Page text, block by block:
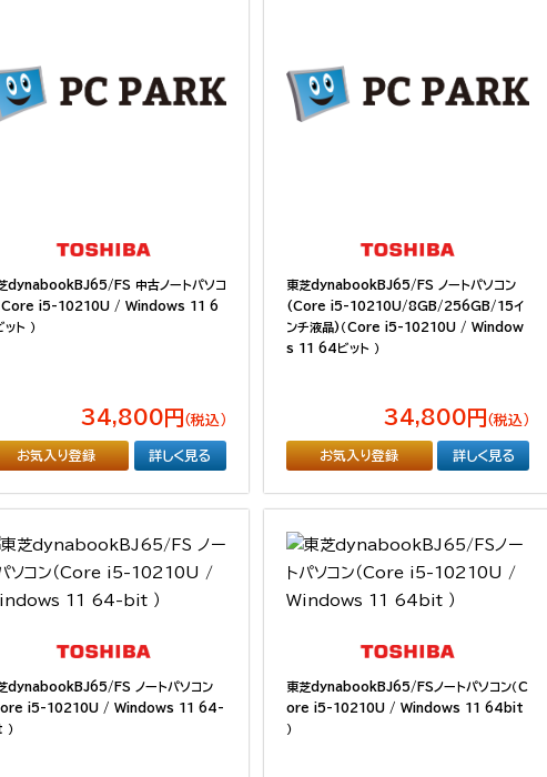
dynabookBJ65/FS 中古ノートパソコ
Core i5-10210U / Windows 11 6
ト ）
34,800円 （税込）
お気入り登録 詳しく見る
東芝dynabookBJ65/FS ノートパソコン
(Core i5-10210U/8GB/256GB/15イ
ンチ液晶)（Core i5-10210U / Window
s 11 64ビット ）
34,800円 （税込）
お気入り登録 詳しく見る
dynabookBJ65/FS ノートパソコン
i5-10210U / Windows 11 64-
東芝dynabookBJ65/FSノートパソコン（C
ore i5-10210U / Windows 11 64bit
）